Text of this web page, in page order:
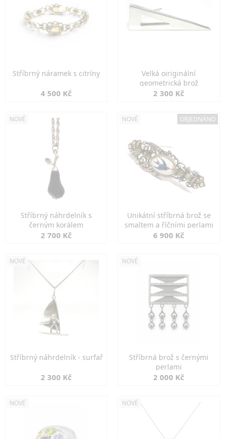
Stříbrný náramek s citríny
4 500 Kč
Velká oiriginální
geometrická brož
2 300 Kč
NOVÉ
Stříbrný náhrdelník s
černým korálem
2 700 Kč
NOVÉ OBJEDNÁNO
Unikátní stříbrná brož se
smaltem a říčními perlami
6 900 Kč
NOVÉ
Stříbrný náhrdelník - surfař
2 300 Kč
NOVÉ
Stříbrná brož s černými
perlami
2 000 Kč
NOVÉ NOVÉ